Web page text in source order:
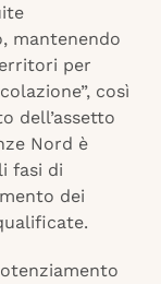
mantenendo
per
così
dell’assetto
Nord è
fasi di
dei